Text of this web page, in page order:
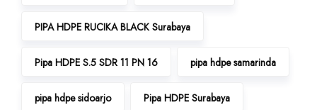
PIPA HDPE RUCIKA BLACK Surabaya
Pipa HDPE S.5 SDR 11 PN 16 pipa hdpe samarinda
pipa hdpe sidoarjo Pipa HDPE Surabaya